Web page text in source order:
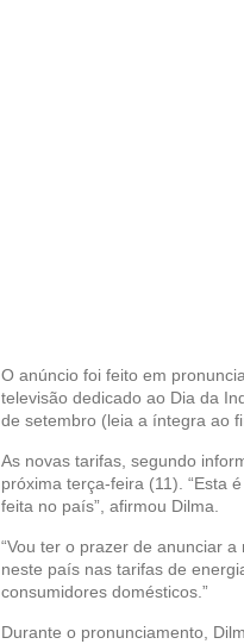
O anúncio foi feito em
televisão dedicado ao Dia da
de setembro (leia a íntegra ao
As novas tarifas, segundo
próxima terça-feira (11). “Esta
feita no país”, afirmou Dilma.
“Vou ter o prazer de anunciar
neste país nas tarifas de
consumidores domésticos.”
Durante o pronunciamento,